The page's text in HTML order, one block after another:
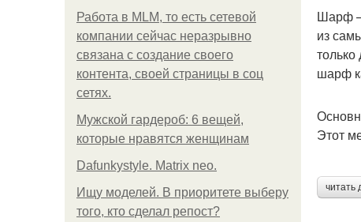
Работа в MLM, то есть сетевой
компании сейчас неразрывно
связана с создание своего
контента, своей страницы в соц
сетях.
Мужской гардероб: 6 вещей,
которые нравятся женщинам
Dafunkystyle. Matrix neo.
Ищу моделей. В приоритете выберу
того, кто сделал репост?
Шарф –
из
шарф
Этот
читать